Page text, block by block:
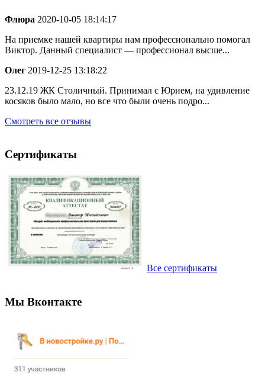
Флюра 2020-10-05 18:14:17
На приемке нашей квартиры нам профессионально помогал
Виктор. Данный специалист — профессионал высше...
Олег 2019-12-25 13:18:22
23.12.19 ЖК Столичный. Принимал с Юрием, на удивление
косяков было мало, но все что были очень подро...
Смотреть все отзывы
Сертификаты
Все сертификаты
Мы Вконтакте